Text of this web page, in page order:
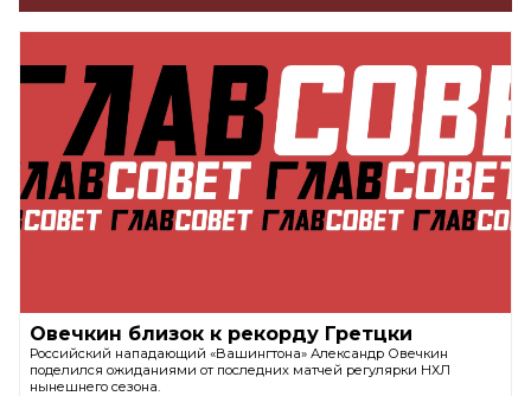
Овечкин близок к рекорду Гретцки
Российский нападающий «Вашингтона» Александр Овечкин
поделился ожиданиями от последних матчей регулярки НХЛ
нынешнего сезона.